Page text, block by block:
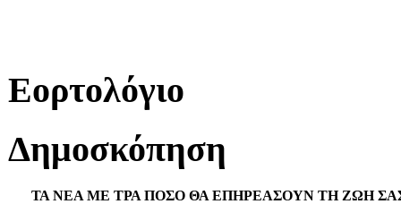
Εορτολόγιο
Δημοσκόπηση
ΤΑ ΝΕΑ ΜΕ ΤΡΑ ΠΟΣΟ ΘΑ ΕΠΗΡΕΑΣΟΥΝ ΤΗ ΖΩΗ